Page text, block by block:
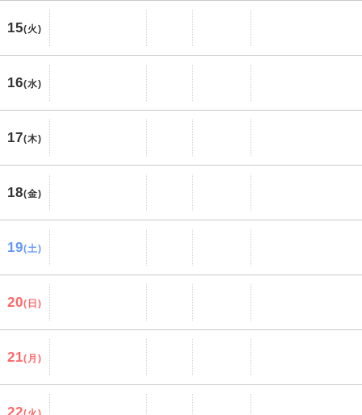
15(火)
16(水)
17(木)
18(金)
19(土)
20(日)
21(月)
22